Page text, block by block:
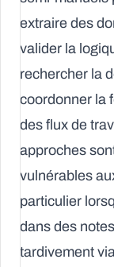
extraire des
valider la
rechercher la
coordonner la
des flux de
approches
vulnérables
particulier
dans des
tardivement